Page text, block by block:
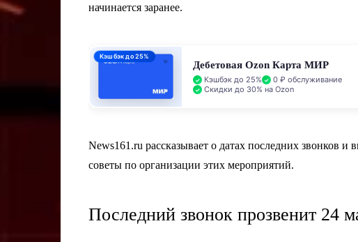
начинается заранее.
Кэшбэк до 25%
Дебетовая Ozon Карта МИР
Кэшбэк до 25%
0 ₽ обслуживание
Скидки до 30% на Ozon
News161.ru рассказывает о датах последних звонков
советы по организации этих мероприятий.
Последний звонок прозвенит 24